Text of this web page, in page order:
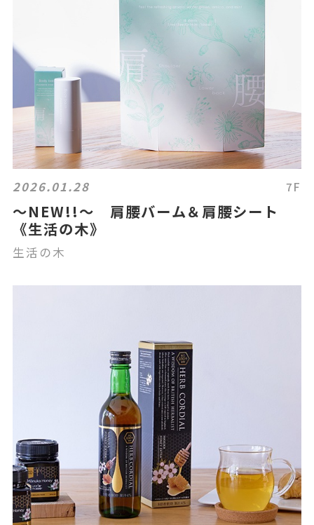
2026.01.28 7F
～NEW!!～ 肩腰バーム＆肩腰シート
《生活の木》
生活の木